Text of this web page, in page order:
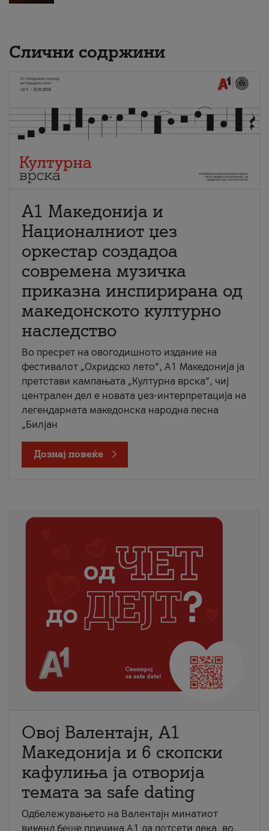
Слични содржини
А1 Македонија и
Националниот џез
оркестар создадоа
современа музичка
приказна инспирирана од
македонското културно
наследство
Во пресрет на овогодишното издание на
фестивалот „Охридско лето“, А1 Македонија ја
претстави кампањата „Културна врска“, чиј
централен дел е новата џез-интерпретација на
легендарната македонска народна песна
„Билјан
Дознај повеќе
Овој Валентајн, A1
Македонија и 6 скопски
кафулиња ја отворија
темата за safe dating
Одбележувањето на Валентајн минатиот
викенд беше причина А1 да потсети дека, во